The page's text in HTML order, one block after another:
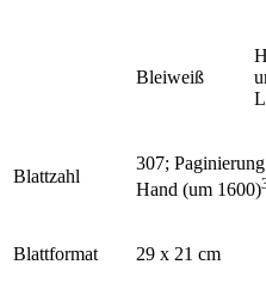
Bleiweiß
Blattzahl
307;
Hand (um 1600)
Blattformat 29 x 21 cm